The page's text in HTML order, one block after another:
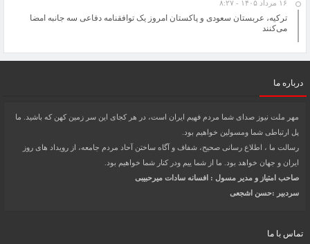
۱۶ مرداد ۱۴۰۵ - ۸:۲۷
ترکیه، عربستان سعودی و پاکستان امروز یک توافقنامه دفاعی سه جانبه امضا
می‌کنند
درباره ما
مهر ملت نیوز صدای شما مردم فهیم ایران است، در هر کجای این سر زمین کهن که باشید. ما
پل ارتباطی شما ومسولین خواهیم بود.
رسالت ما ، اطلاع رسانی صحیح، شفاف و آگاه ساختن آحاد مردم جامعه، از رویداد های روز
ایران و جهان خواهد بود. ما از شما ییم ودر کنار شما خواهیم بود.
صاحب امتیاز و مدیر مسول : افسانه سادات میرحبیبی
سردبیر :حسن اشجعی
تماس با ما